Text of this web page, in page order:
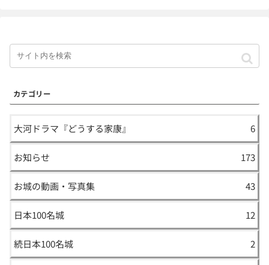
カテゴリー
大河ドラマ『どうする家康』 6
お知らせ 173
お城の動画・写真集 43
日本100名城 12
続日本100名城 2